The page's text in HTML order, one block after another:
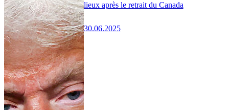
lieux après le retrait du Canada
30.06.2025